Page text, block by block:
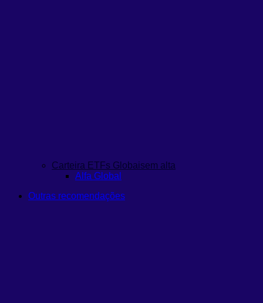
Carteira ETFs Globaisem alta
Alfa Global
Outras recomendações